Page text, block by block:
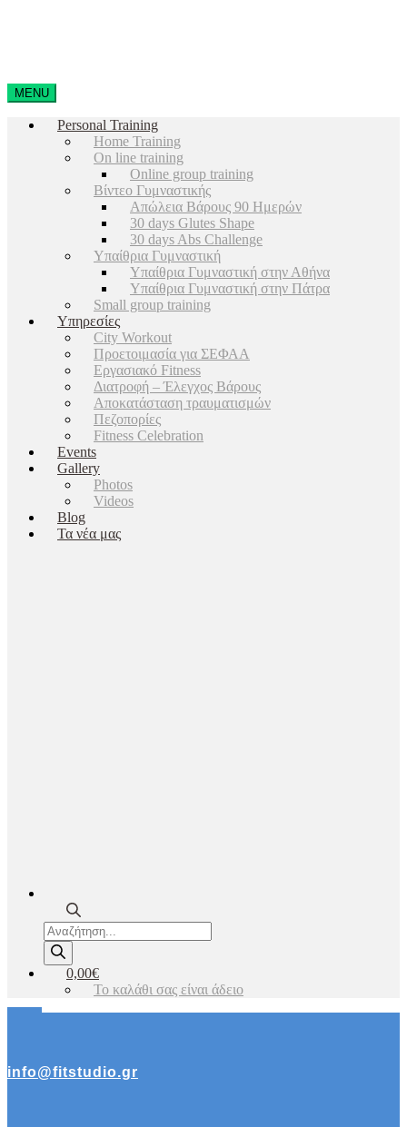
MENU
Personal Training
Home Training
On line training
Online group training
Βίντεο Γυμναστικής
Απώλεια Βάρους 90 Ημερών
30 days Glutes Shape
30 days Abs Challenge
Υπαίθρια Γυμναστική
Υπαίθρια Γυμναστική στην Αθήνα
Υπαίθρια Γυμναστική στην Πάτρα
Small group training
Υπηρεσίες
City Workout
Προετοιμασία για ΣΕΦΑΑ
Εργασιακό Fitness
Διατροφή – Έλεγχος Βάρους
Αποκατάσταση τραυματισμών
Πεζοπορίες
Fitness Celebration
Events
Gallery
Photos
Videos
Blog
Τα νέα μας
Products
search
0,00€
Το καλάθι σας είναι άδειο
info@fitstudio.gr